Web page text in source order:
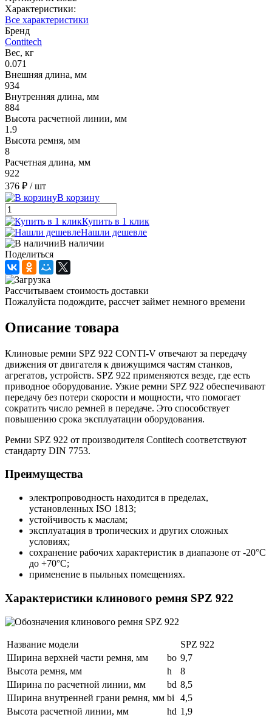
Характеристики:
Все характеристики
Бренд
Contitech
Вес, кг
0.071
Внешняя длина, мм
934
Внутренняя длина, мм
884
Высота расчетной линии, мм
1.9
Высота ремня, мм
8
Расчетная длина, мм
922
376 ₽ / шт
В корзину
Купить в 1 клик
Нашли дешевле
В наличии
Поделиться
Рассчитываем стоимость доставки
Пожалуйста подождите, рассчет займет немного времени
Описание товара
Клиновые ремни SPZ 922 CONTI-V отвечают за передачу
движения от двигателя к движущимся частям станков,
агрегатов, устройств. SPZ 922 применяются везде, где есть
приводное оборудование. Узкие ремни SPZ 922 обеспечивают
передачу без потери скорости и мощности, что помогает
сократить число ремней в передаче. Это способствует
повышению срока эксплуатации оборудования.
Ремни SPZ 922 от производителя Contitech соответствуют
стандарту DIN 7753.
Преимущества
электропроводность находится в пределах,
установленных ISO 1813;
устойчивость к маслам;
эксплуатация в тропических и других сложных
условиях;
сохранение рабочих характеристик в диапазоне от -20°С
до +70°С;
применение в пыльных помещениях.
Характеристики клинового ремня SPZ 922
Название модели
SPZ 922
Ширина верхней части ремня, мм
bo 9,7
Высота ремня, мм
h
8
Ширина по расчетной линии, мм
bd 8,5
Ширина внутренней грани ремня, мм bi
4,5
Высота расчетной линии, мм
hd 1,9